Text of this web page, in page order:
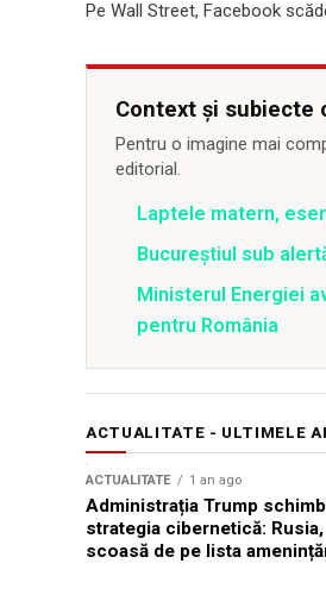
Pe Wall Street, Facebook
Context și subiecte
Pentru o imagine mai
editorial.
Laptele matern,
Bucureștiul sub
Ministerul Energiei
pentru România
ACTUALITATE - ULTIMELE
ACTUALITATE 1 an ago
Administrația Trump
strategia cibernetică: Rusia,
scoasă de pe lista